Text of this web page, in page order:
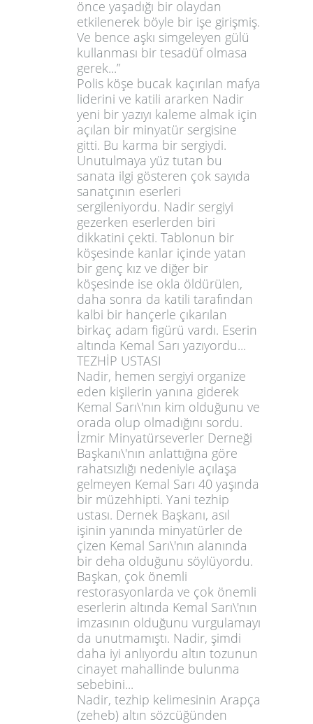
önce yaşadığı bir olaydan
etkilenerek böyle bir işe girişmiş.
Ve bence aşkı simgeleyen gülü
kullanması bir tesadüf olmasa
gerek...”
Polis köşe bucak kaçırılan mafya
liderini ve katili ararken Nadir
yeni bir yazıyı kaleme almak için
açılan bir minyatür sergisine
gitti. Bu karma bir sergiydi.
Unutulmaya yüz tutan bu
sanata ilgi gösteren çok sayıda
sanatçının eserleri
sergileniyordu. Nadir sergiyi
gezerken eserlerden biri
dikkatini çekti. Tablonun bir
köşesinde kanlar içinde yatan
bir genç kız ve diğer bir
köşesinde ise okla öldürülen,
daha sonra da katili tarafından
kalbi bir hançerle çıkarılan
birkaç adam figürü vardı. Eserin
altında Kemal Sarı yazıyordu...
TEZHİP USTASI
Nadir, hemen sergiyi organize
eden kişilerin yanına giderek
Kemal Sarı\'nın kim olduğunu ve
orada olup olmadığını sordu.
İzmir Minyatürseverler Derneği
Başkanı\'nın anlattığına göre
rahatsızlığı nedeniyle açılaşa
gelmeyen Kemal Sarı 40 yaşında
bir müzehhipti. Yani tezhip
ustası. Dernek Başkanı, asıl
işinin yanında minyatürler de
çizen Kemal Sarı\'nın alanında
bir deha olduğunu söylüyordu.
Başkan, çok önemli
restorasyonlarda ve çok önemli
eserlerin altında Kemal Sarı\'nın
imzasının olduğunu vurgulamayı
da unutmamıştı. Nadir, şimdi
daha iyi anlıyordu altın tozunun
cinayet mahallinde bulunma
sebebini...
Nadir, tezhip kelimesinin Arapça
(zeheb) altın sözcüğünden